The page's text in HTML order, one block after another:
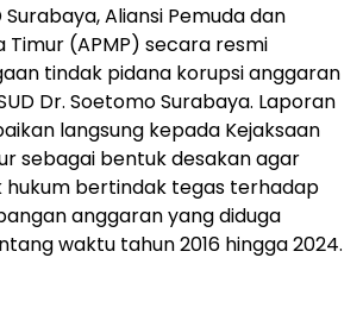
Surabaya, Aliansi Pemuda dan
Timur (APMP) secara resmi
tindak pidana korupsi anggaran
Dr. Soetomo Surabaya. Laporan
langsung kepada Kejaksaan
sebagai bentuk desakan agar
bertindak tegas terhadap
anggaran yang diduga
waktu tahun 2016 hingga 2024.